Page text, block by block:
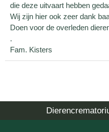
die deze uitvaart hebben
Wij zijn hier ook zeer dank
Doen voor de overleden
.
Fam. Kisters